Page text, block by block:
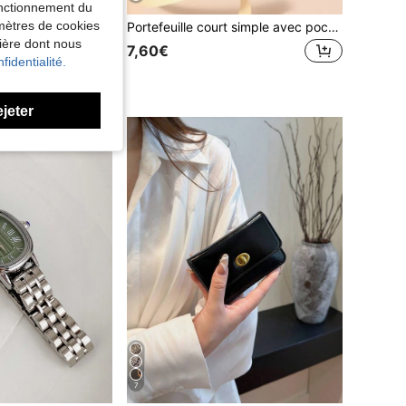
Montre-bracelet Vintage À Quartz À Cadran Rond Avec Tour Eiffel Design Et Chiffres Romains, Pour Hommes Et Femmes Portefeuille court simple avec poche à monnaie, cadeau, style entreprise décontracté, ancien style pour homme. Portefeuille, porte-monnaie, portefeuille homme, portefeuille
7,60€
7
du
de cookies
dont nous